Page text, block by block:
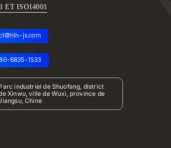
ET ISO14001
js.com
6835-1533
industriel de Shuofang, district
Xinwu, ville de Wuxi, province de
Chine